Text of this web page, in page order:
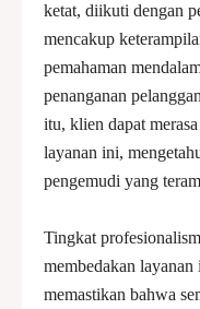
ketat, diikuti dengan
mencakup
pemahaman
penanganan
itu, klien dapat
layanan ini,
pengemudi yang
Tingkat
membedakan
memastikan bahwa